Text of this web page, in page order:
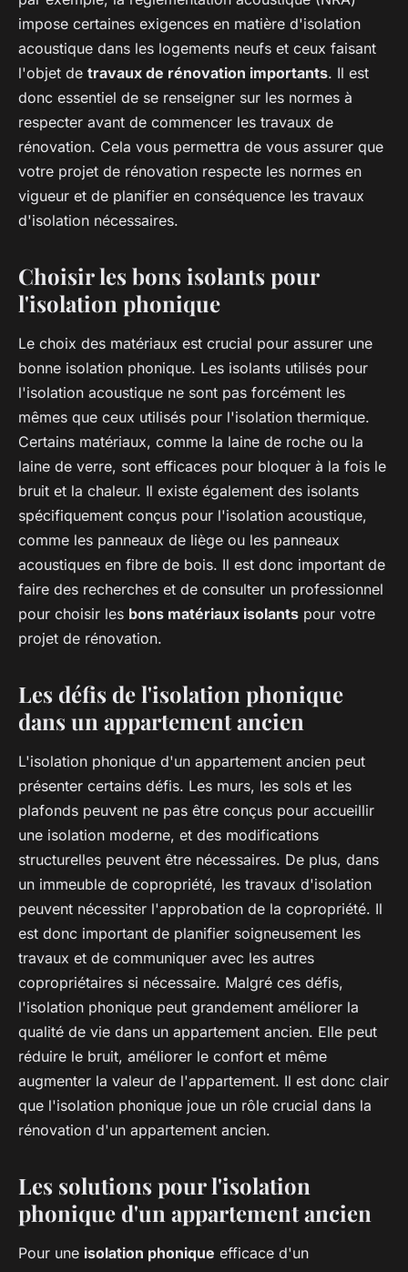
impose certaines exigences en matière d'isolation
acoustique dans les logements neufs et ceux faisant
l'objet de travaux de rénovation importants. Il est
donc essentiel de se renseigner sur les normes à
respecter avant de commencer les travaux de
rénovation. Cela vous permettra de vous assurer que
votre projet de rénovation respecte les normes en
vigueur et de planifier en conséquence les travaux
d'isolation nécessaires.
Choisir les bons isolants pour
l'isolation phonique
Le choix des matériaux est crucial pour assurer une
bonne isolation phonique. Les isolants utilisés pour
l'isolation acoustique ne sont pas forcément les
mêmes que ceux utilisés pour l'isolation thermique.
Certains matériaux, comme la laine de roche ou la
laine de verre, sont efficaces pour bloquer à la fois le
bruit et la chaleur. Il existe également des isolants
spécifiquement conçus pour l'isolation acoustique,
comme les panneaux de liège ou les panneaux
acoustiques en fibre de bois. Il est donc important de
faire des recherches et de consulter un professionnel
pour choisir les bons matériaux isolants pour votre
projet de rénovation.
Les défis de l'isolation phonique
dans un appartement ancien
L'isolation phonique d'un appartement ancien peut
présenter certains défis. Les murs, les sols et les
plafonds peuvent ne pas être conçus pour accueillir
une isolation moderne, et des modifications
structurelles peuvent être nécessaires. De plus, dans
un immeuble de copropriété, les travaux d'isolation
peuvent nécessiter l'approbation de la copropriété. Il
est donc important de planifier soigneusement les
travaux et de communiquer avec les autres
copropriétaires si nécessaire. Malgré ces défis,
l'isolation phonique peut grandement améliorer la
qualité de vie dans un appartement ancien. Elle peut
réduire le bruit, améliorer le confort et même
augmenter la valeur de l'appartement. Il est donc clair
que l'isolation phonique joue un rôle crucial dans la
rénovation d'un appartement ancien.
Les solutions pour l'isolation
phonique d'un appartement ancien
Pour une isolation phonique efficace d'un